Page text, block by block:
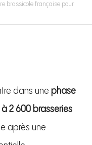
brassicole française pour
dans une phase
2 600 brasseries
après une